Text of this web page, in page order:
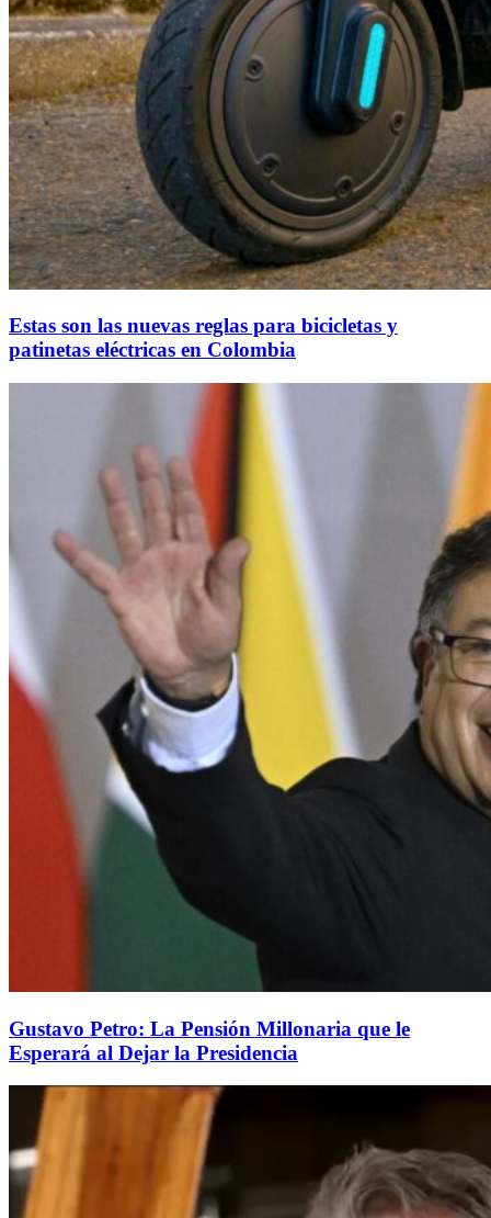
Estas son las nuevas reglas para bicicletas y
patinetas eléctricas en Colombia
Gustavo Petro: La Pensión Millonaria que le
Esperará al Dejar la Presidencia